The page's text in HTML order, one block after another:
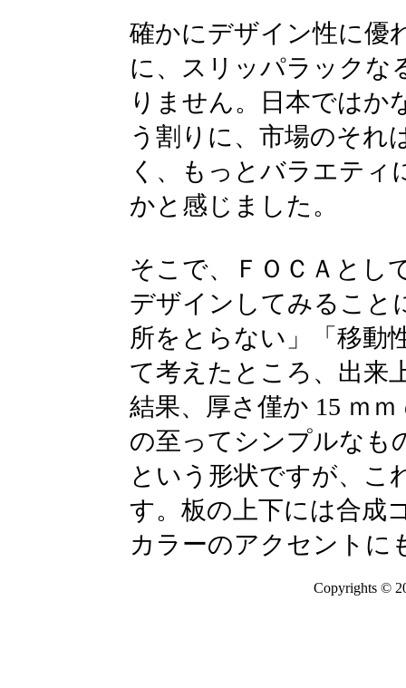
確かにデザイン性に優
に、スリッパラックな
りません。日本ではか
う割りに、市場のそれ
く、もっとバラエティ
かと感じました。
そこで、ＦＯＣＡとし
デザインしてみること
所をとらない」「移動
て考えたところ、出来
結果、厚さ僅か 15 ｍ
の至ってシンプルなも
という形状ですが、こ
す。板の上下には合成
カラーのアクセントに
Copyrights ©